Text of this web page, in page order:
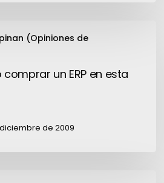
(Opiniones de
un ERP en esta
de 2009